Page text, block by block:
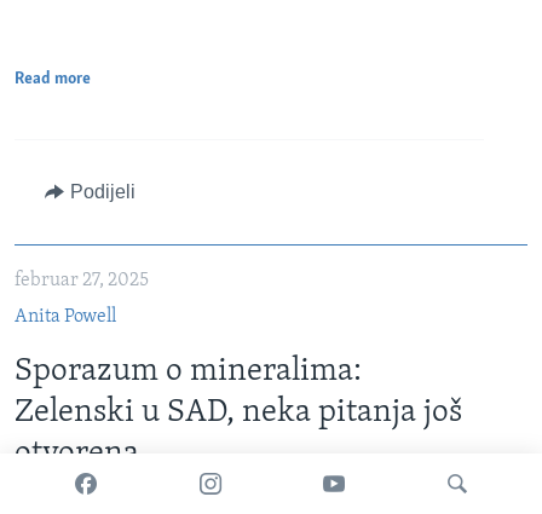
Read more
Podijeli
februar 27, 2025
Anita Powell
Sporazum o mineralima:
Zelenski u SAD, neka pitanja još
otvorena